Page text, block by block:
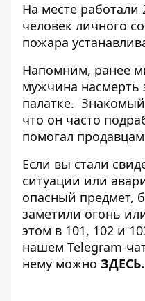
На месте
человек личного
пожара
Напомним, ранее
мужчина насмерть
палатке. Знакомый
что он часто
помогал
Если вы стали
ситуации или
опасный предмет,
заметили огонь
этом в 101, 102 и
нашем Telegram-
нему можно ЗДЕСЬ.